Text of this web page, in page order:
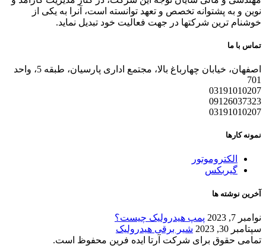
نوین و به پشتوانه تخصص و تعهد توانسته است، آنرا به یکی از
خوشنام ترین شرکتها در جهت فعالیت خود تبدیل نماید.
تماس با ما
اصفهان، خیابان چهارباغ بالا، مجتمع اداری پارسیان، طبقه 5، واحد
701
03191010207
09126037323
03191010207
نمونه کارها
الکتروموتور
گیربکس
آخرین نوشته ها
نوامبر 7, 2023
پمپ هیدرولیک چیست؟
سپتامبر 30, 2023
شیر برقی هیدرولیک
تمامی حقوق برای شرکت آرتا ایده فرین محفوظ است.